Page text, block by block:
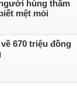
hùng thầm
mệt mỏi
670 triệu đồng